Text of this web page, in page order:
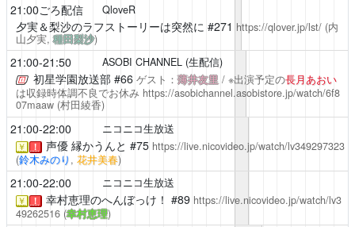
21:00ごろ配信 QloveR
夕実＆梨沙のラフストーリーは突然に #271 https://qlover.jp/lst/ (内
山夕実,種田梨沙)
21:00-21:50 ASOBI CHANNEL (生配信)
初星学園放送部#66 ゲスト：薄井友里/ ※出演予定の長月あおい
は収録時体調不良でお休み https://asobichannel.asobistore.jp/watch/6f8
07maaw (村田綾香)
21:00-22:00 ニコニコ生放送
￥ ！ 声優 縁かうんと #75 https://live.nicovideo.jp/watch/lv349297323
(鈴木みのり , 花井美春)
21:00-22:00 ニコニコ生放送
￥ ！ 幸村恵理のへんぼっけ！ #89 https://live.nicovideo.jp/watch/lv3
49262516 (幸村恵理)